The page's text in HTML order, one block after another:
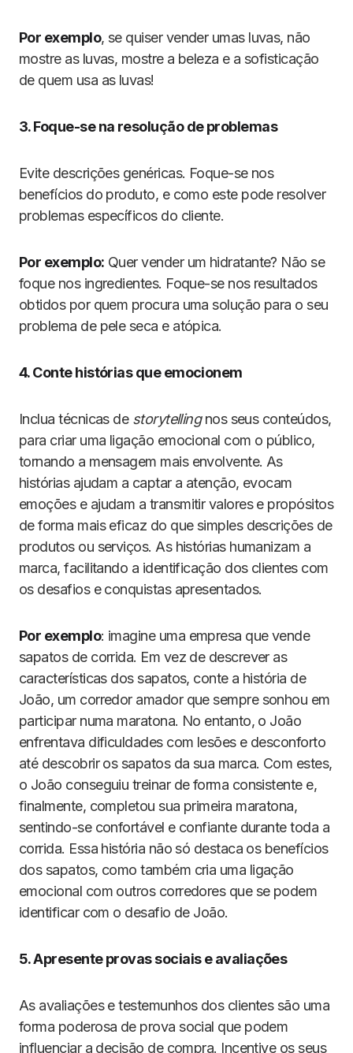
Por exemplo, se quiser vender umas luvas, não
mostre as luvas, mostre a beleza e a sofisticação
de quem usa as luvas!
3. Foque-se na resolução de problemas
Evite descrições genéricas. Foque-se nos
benefícios do produto, e como este pode resolver
problemas específicos do cliente.
Por exemplo: Quer vender um hidratante? Não se
foque nos ingredientes. Foque-se nos resultados
obtidos por quem procura uma solução para o seu
problema de pele seca e atópica.
4. Conte histórias que emocionem
Inclua técnicas de storytellingnos seus conteúdos,
para criar uma ligação emocional com o público,
tornando a mensagem mais envolvente. As
histórias ajudam a captar a atenção, evocam
emoções e ajudam a transmitir valores e propósitos
de forma mais eficaz do que simples descrições de
produtos ou serviços. As histórias humanizam a
marca, facilitando a identificação dos clientes com
os desafios e conquistas apresentados.
Por exemplo: imagine uma empresa que vende
sapatos de corrida. Em vez de descrever as
características dos sapatos, conte a história de
João, um corredor amador que sempre sonhou em
participar numa maratona. No entanto, o João
enfrentava dificuldades com lesões e desconforto
até descobrir os sapatos da sua marca. Com estes,
o João conseguiu treinar de forma consistente e,
finalmente, completou sua primeira maratona,
sentindo-se confortável e confiante durante toda a
corrida. Essa história não só destaca os benefícios
dos sapatos, como também cria uma ligação
emocional com outros corredores que se podem
identificar com o desafio de João.
5. Apresente provas sociais e avaliações
As avaliações e testemunhos dos clientes são uma
forma poderosa de prova social que podem
influenciar a decisão de compra. Incentive os seus